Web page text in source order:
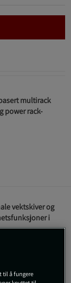
multirack
power rack-
vektskiver og
i
for
maksbelastning
til å fungere